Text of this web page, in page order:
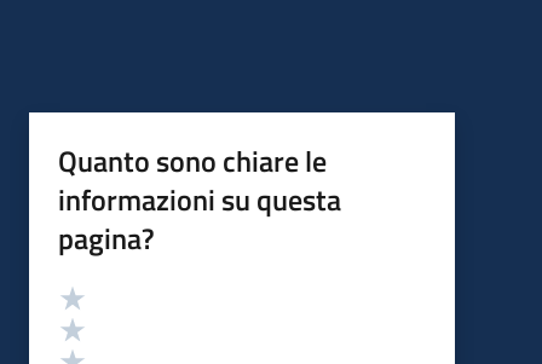
Quanto sono chiare le
informazioni su questa
pagina?
Valutazione